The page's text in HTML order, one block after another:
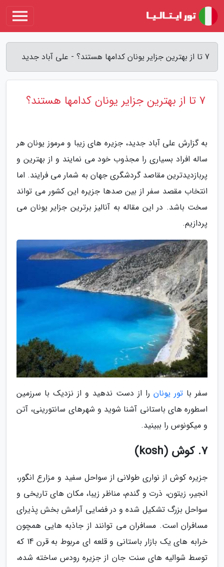
7 تا از بهترین جزایر یونان کدامها هستند؟ - علی آباد جدید
7 تا از بهترین جزایر یونان کدامها هستند؟
به گزارش علی آباد جدید، جزیره های زیبا و مرموز یونان هر
ساله افراد بسیاری را مجذوب خود می نمایند و از بهترین و
پربازدیدترین مقاصد گردشگری جهان به شمار می فرایند. اما
انتخاب مقصد سفر از بین صدها جزیره این کشور می تواند
سخت باشد. در این مقاله به آنالیز برترین جزایر یونان می
پردازیم.
سفر با تور یونان را از دست ندهید و از نزدیک با سرزمین
اسطوره های باستانی آشنا شوید و شهرهای سانتورینی، آتن
و میکونوس را ببینید.
7. کوش (kosh)
جزیره کوش از نواری طولانی از سواحل سفید و مزارع انگور،
انجیر، زیتون، ذرت و گندم، مناظر زیبا، مکان های تاریخی و
سواحل بزرگ تشکیل شده و در فضایی آرامش بخش پذیرای
مسافران است. مسافران می توانند از جاذبه هایی همچون
خرابه های یک بازار باستانی و قلعه ای مربوط به قرن 14 که
توسط شوالیه های سنت جان از جزیره رودس ساخته شده،